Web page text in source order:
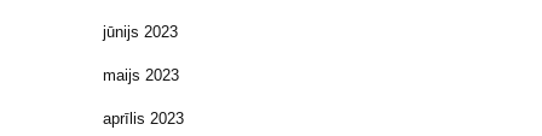
jūnijs 2023
maijs 2023
aprīlis 2023